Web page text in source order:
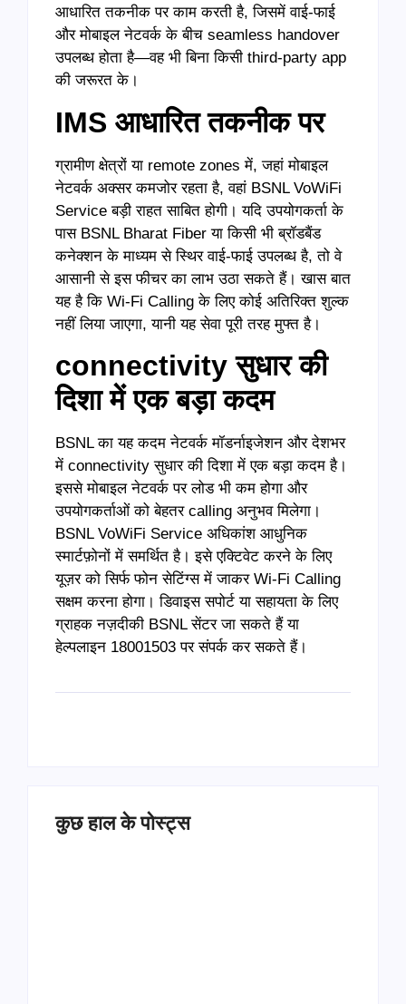
आधारित तकनीक पर काम करती है, जिसमें वाई-फाई
और मोबाइल नेटवर्क के बीच seamless handover
उपलब्ध होता है—वह भी बिना किसी third-party app
की जरूरत के।
IMS आधारित तकनीक पर
ग्रामीण क्षेत्रों या remote zones में, जहां मोबाइल
नेटवर्क अक्सर कमजोर रहता है, वहां BSNL VoWiFi
Service बड़ी राहत साबित होगी। यदि उपयोगकर्ता के
पास BSNL Bharat Fiber या किसी भी ब्रॉडबैंड
कनेक्शन के माध्यम से स्थिर वाई-फाई उपलब्ध है, तो वे
आसानी से इस फीचर का लाभ उठा सकते हैं। खास बात
यह है कि Wi-Fi Calling के लिए कोई अतिरिक्त शुल्क
नहीं लिया जाएगा, यानी यह सेवा पूरी तरह मुफ्त है।
connectivity सुधार की
दिशा में एक बड़ा कदम
BSNL का यह कदम नेटवर्क मॉडर्नाइजेशन और देशभर
में connectivity सुधार की दिशा में एक बड़ा कदम है।
इससे मोबाइल नेटवर्क पर लोड भी कम होगा और
उपयोगकर्ताओं को बेहतर calling अनुभव मिलेगा।
BSNL VoWiFi Service अधिकांश आधुनिक
स्मार्टफ़ोनों में समर्थित है। इसे एक्टिवेट करने के लिए
यूज़र को सिर्फ फोन सेटिंग्स में जाकर Wi-Fi Calling
सक्षम करना होगा। डिवाइस सपोर्ट या सहायता के लिए
ग्राहक नज़दीकी BSNL सेंटर जा सकते हैं या
हेल्पलाइन 18001503 पर संपर्क कर सकते हैं।
कुछ हाल के पोस्ट्स